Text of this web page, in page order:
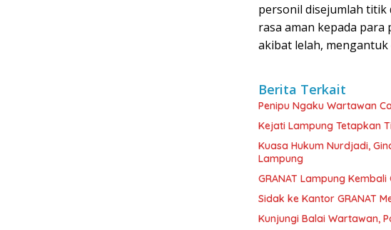
personil disejumlah
rasa aman kepada
akibat lelah,
Berita Terkait
Penipu Ngaku Wartawan
Kejati Lampung Tetapkan
Kuasa Hukum Nurdjadi,
Lampung
GRANAT Lampung
‎Sidak ke Kantor GRANAT
Kunjungi Balai Wartawan,